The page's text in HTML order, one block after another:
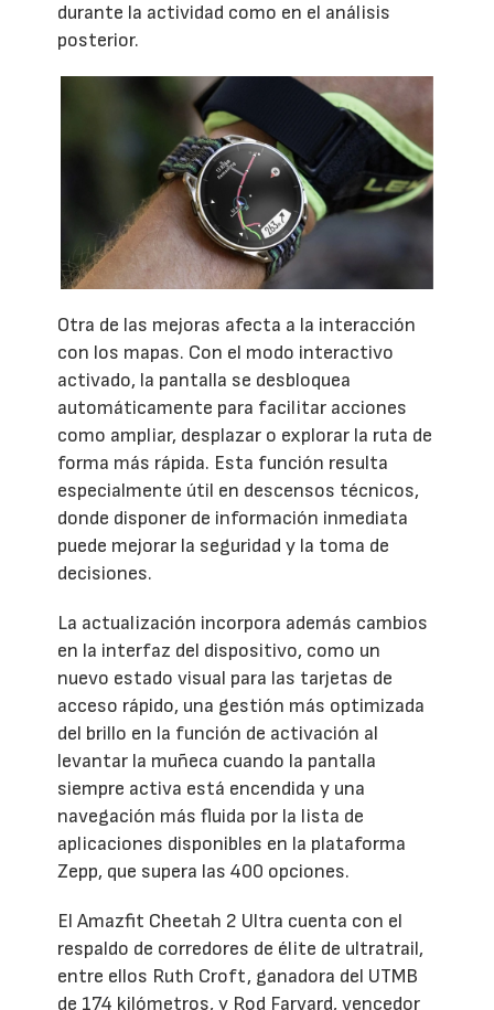
durante la actividad como en el análisis
posterior.
Otra de las mejoras afecta a la interacción
con los mapas. Con el modo interactivo
activado, la pantalla se desbloquea
automáticamente para facilitar acciones
como ampliar, desplazar o explorar la ruta de
forma más rápida. Esta función resulta
especialmente útil en descensos técnicos,
donde disponer de información inmediata
puede mejorar la seguridad y la toma de
decisiones.
La actualización incorpora además cambios
en la interfaz del dispositivo, como un
nuevo estado visual para las tarjetas de
acceso rápido, una gestión más optimizada
del brillo en la función de activación al
levantar la muñeca cuando la pantalla
siempre activa está encendida y una
navegación más fluida por la lista de
aplicaciones disponibles en la plataforma
Zepp, que supera las 400 opciones.
El Amazfit Cheetah 2 Ultra cuenta con el
respaldo de corredores de élite de ultratrail,
entre ellos Ruth Croft, ganadora del UTMB
de 174 kilómetros, y Rod Farvard, vencedor